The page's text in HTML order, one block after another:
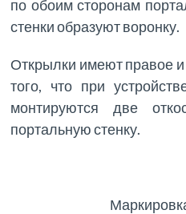
по обоим сторонам
стенки образуют воронку.
Открылки имеют правое
того, что при
монтируются две
портальную стенку.